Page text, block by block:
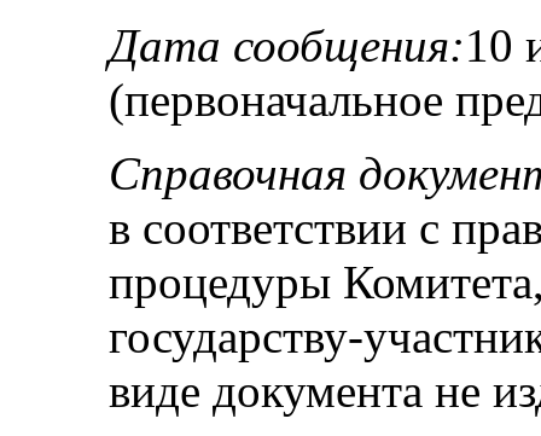
Дата сообщения:10
(первоначальное
Справочная
в соответствии с
процедуры
государству-
виде документа не